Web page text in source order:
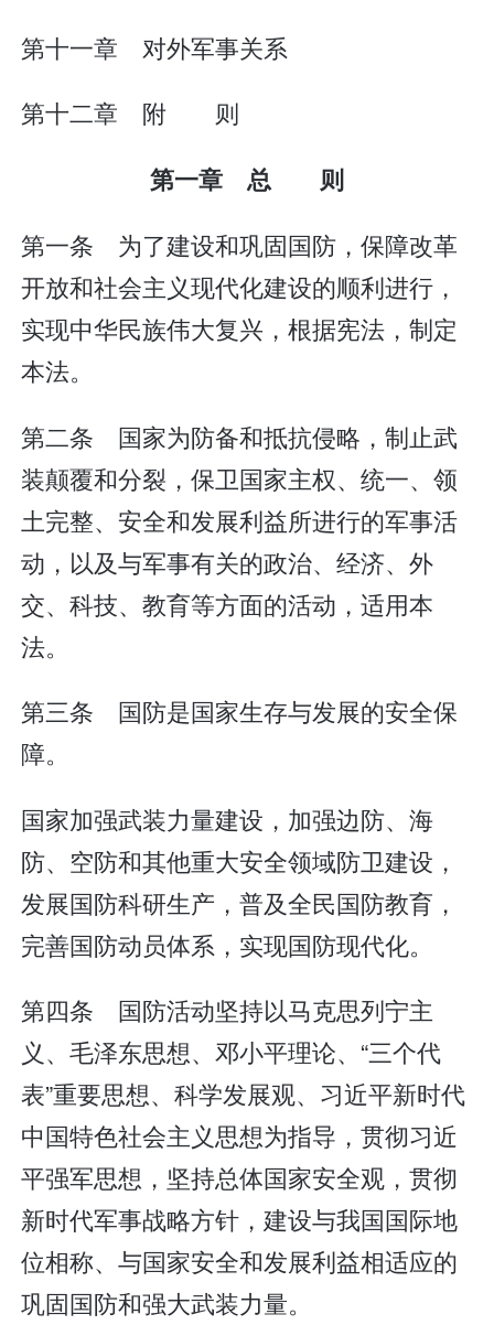
第十一章 对外军事关系
第十二章 附 则
第一章 总 则
第一条 为了建设和巩固国防，保障改革
开放和社会主义现代化建设的顺利进行，
实现中华民族伟大复兴，根据宪法，制定
本法。
第二条 国家为防备和抵抗侵略，制止武
装颠覆和分裂，保卫国家主权、统一、领
土完整、安全和发展利益所进行的军事活
动，以及与军事有关的政治、经济、外
交、科技、教育等方面的活动，适用本
法。
第三条 国防是国家生存与发展的安全保
障。
国家加强武装力量建设，加强边防、海
防、空防和其他重大安全领域防卫建设，
发展国防科研生产，普及全民国防教育，
完善国防动员体系，实现国防现代化。
第四条 国防活动坚持以马克思列宁主
义、毛泽东思想、邓小平理论、“三个代
表”重要思想、科学发展观、习近平新时代
中国特色社会主义思想为指导，贯彻习近
平强军思想，坚持总体国家安全观，贯彻
新时代军事战略方针，建设与我国国际地
位相称、与国家安全和发展利益相适应的
巩固国防和强大武装力量。